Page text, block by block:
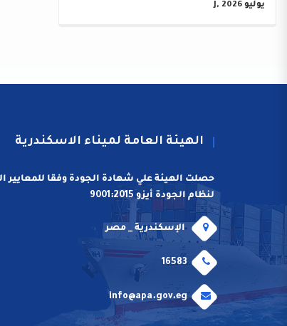
يوليو J, 2026
الهيئة العامة لميناء الاسكندرية
حصلت الهيئة علي شهادة الجودة وفقا للمعايير
لنظام الجودة أيزو 9001:2015
الإسكندرية _ مصر
16583
info@apa.gov.eg